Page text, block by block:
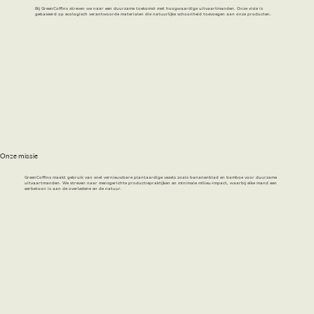
Bij GreenCoffins streven we naar een duurzame toekomst met hoogwaardige uitvaartmanden. Onze visie is
gebaseerd op ecologisch verantwoorde materialen die natuurlijke schoonheid toevoegen aan onze producten.
Onze missie
GreenCoffins maakt gebruik van snel vernieuwbare plantaardige vezels zoals bananenblad en bamboe voor duurzame
uitvaartmanden. We streven naar mensgerichte productiepraktijken en minimale milieu-impact, waarbij elke mand een
eerbetoon is aan de overledene en de natuur.